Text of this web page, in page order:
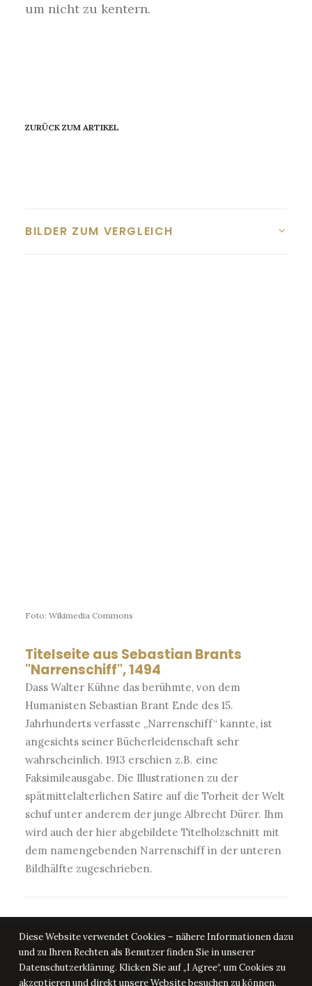
um nicht zu kentern.
ZURÜCK ZUM ARTIKEL
BILDER ZUM VERGLEICH
Foto: Wikimedia Commons
Titelseite aus Sebastian Brants
"Narrenschiff", 1494
Dass Walter Kühne das berühmte, von dem
Humanisten Sebastian Brant Ende des 15.
Jahrhunderts verfasste „Narrenschiff“ kannte, ist
angesichts seiner Bücherleidenschaft sehr
wahrscheinlich. 1913 erschien z.B. eine
Faksimileausgabe. Die Illustrationen zu der
spätmittelalterlichen Satire auf die Torheit der Welt
schuf unter anderem der junge Albrecht Dürer. Ihm
wird auch der hier abgebildete Titelholzschnitt mit
dem namengebenden Narrenschiff in der unteren
Bildhälfte zugeschrieben.
© Kunstgeschichten Jamlitz 2025
Diese Website verwendet Cookies – nähere Informationen dazu
und zu Ihren Rechten als Benutzer finden Sie in unserer
Datenschutzerklärung. Klicken Sie auf „I Agree“, um Cookies zu
akzeptieren und direkt unsere Website besuchen zu können.